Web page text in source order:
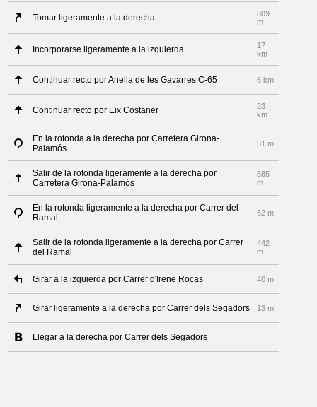
Tomar ligeramente a la derecha
809
m
Incorporarse ligeramente a la izquierda
17
km
Continuar recto por Anella de les Gavarres C-65 6 km
Continuar recto por Eix Costaner
23
km
En la rotonda a la derecha por Carretera Girona-
Palamós
51 m
Salir de la rotonda ligeramente a la derecha por
Carretera Girona-Palamós
585
m
En la rotonda ligeramente a la derecha por Carrer del
Ramal
62 m
Salir de la rotonda ligeramente a la derecha por Carrer
del Ramal
442
m
Girar a la izquierda por Carrer d'Irene Rocas 40 m
Girar ligeramente a la derecha por Carrer dels Segadors 13 m
Llegar a la derecha por Carrer dels Segadors